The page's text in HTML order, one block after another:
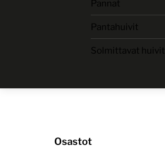
Pannat
Pantahuivit
Solmittavat huivit
Osastot